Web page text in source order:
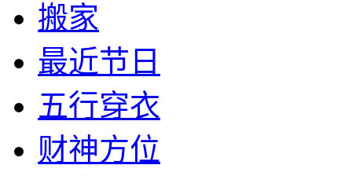
搬家
最近节日
五行穿衣
财神方位